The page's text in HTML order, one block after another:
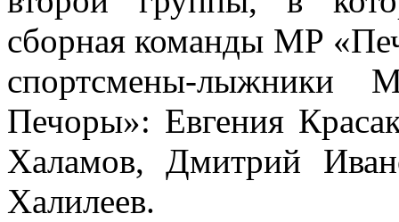
сборная команды МР
спортсмены-
Печоры»: Евгения
Халамов, Дмитрий
Халилеев.